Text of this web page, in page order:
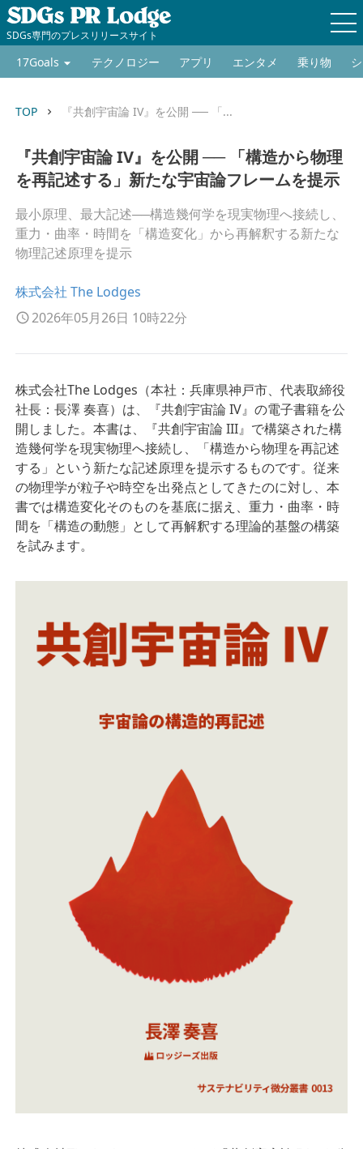
SDGs専門のプレスリリースサイト
17Goals テクノロジー アプリ エンタメ 乗り物
TOP keyboard_arrow_right 『共創宇宙論 IV』を公開 ── 「...
『共創宇宙論 IV』を公開 ── 「構造から物理
を再記述する」新たな宇宙論フレームを提示
最小原理、最大記述──構造幾何学を現実物理へ接続し、
重力・曲率・時間を「構造変化」から再解釈する新たな
物理記述原理を提示
株式会社 The Lodges
2026年05月26日 10時22分
株式会社The Lodges（本社：兵庫県神戸市、代表取締役
社長：長澤 奏喜）は、『共創宇宙論 IV』の電子書籍を公
開しました。本書は、『共創宇宙論 III』で構築された構
造幾何学を現実物理へ接続し、「構造から物理を再記述
する」という新たな記述原理を提示するものです。従来
の物理学が粒子や時空を出発点としてきたのに対し、本
書では構造変化そのものを基底に据え、重力・曲率・時
間を「構造の動態」として再解釈する理論的基盤の構築
を試みます。